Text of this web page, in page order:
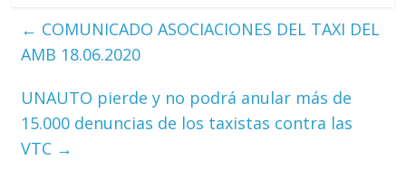
← COMUNICADO ASOCIACIONES DEL TAXI DEL
AMB 18.06.2020
UNAUTO pierde y no podrá anular más de
15.000 denuncias de los taxistas contra las
VTC →